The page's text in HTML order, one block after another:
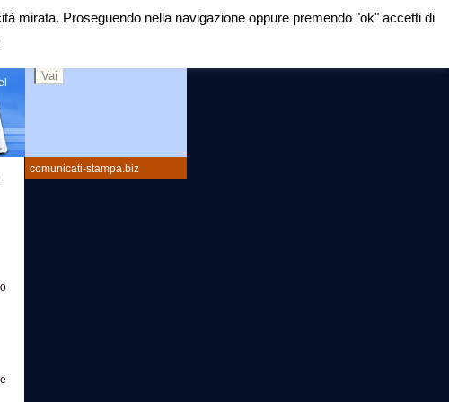
comunicati-stampa.biz
mirata. Proseguendo nella navigazione oppure premendo "ok" accetti di